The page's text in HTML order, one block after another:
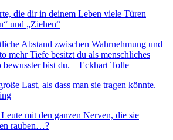
die dir in deinem Leben viele Türen
und „Ziehen“
Abstand zwischen Wahrnehmung und
mehr Tiefe besitzt du als menschliches
bewusster bist du. – Eckhart Tolle
Last, als dass man sie tragen könnte. –
mit den ganzen Nerven, die sie
rauben…?